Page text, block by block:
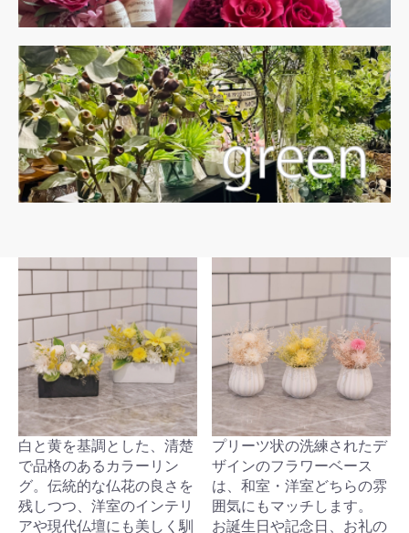
白と黄を基調とした、清楚
で品格のあるカラーリン
グ。伝統的な仏花の良さを
残しつつ、洋室のインテリ
アや現代仏壇にも美しく馴
プリーツ状の洗練されたデ
ザインのフラワーベース
は、和室・洋室どちらの雰
囲気にもマッチします。
お誕生日や記念日、お礼の